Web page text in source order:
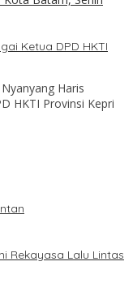
Ketua DPD HKTI
Haris
HKTI Provinsi Kepri
Rekayasa Lalu Lintas